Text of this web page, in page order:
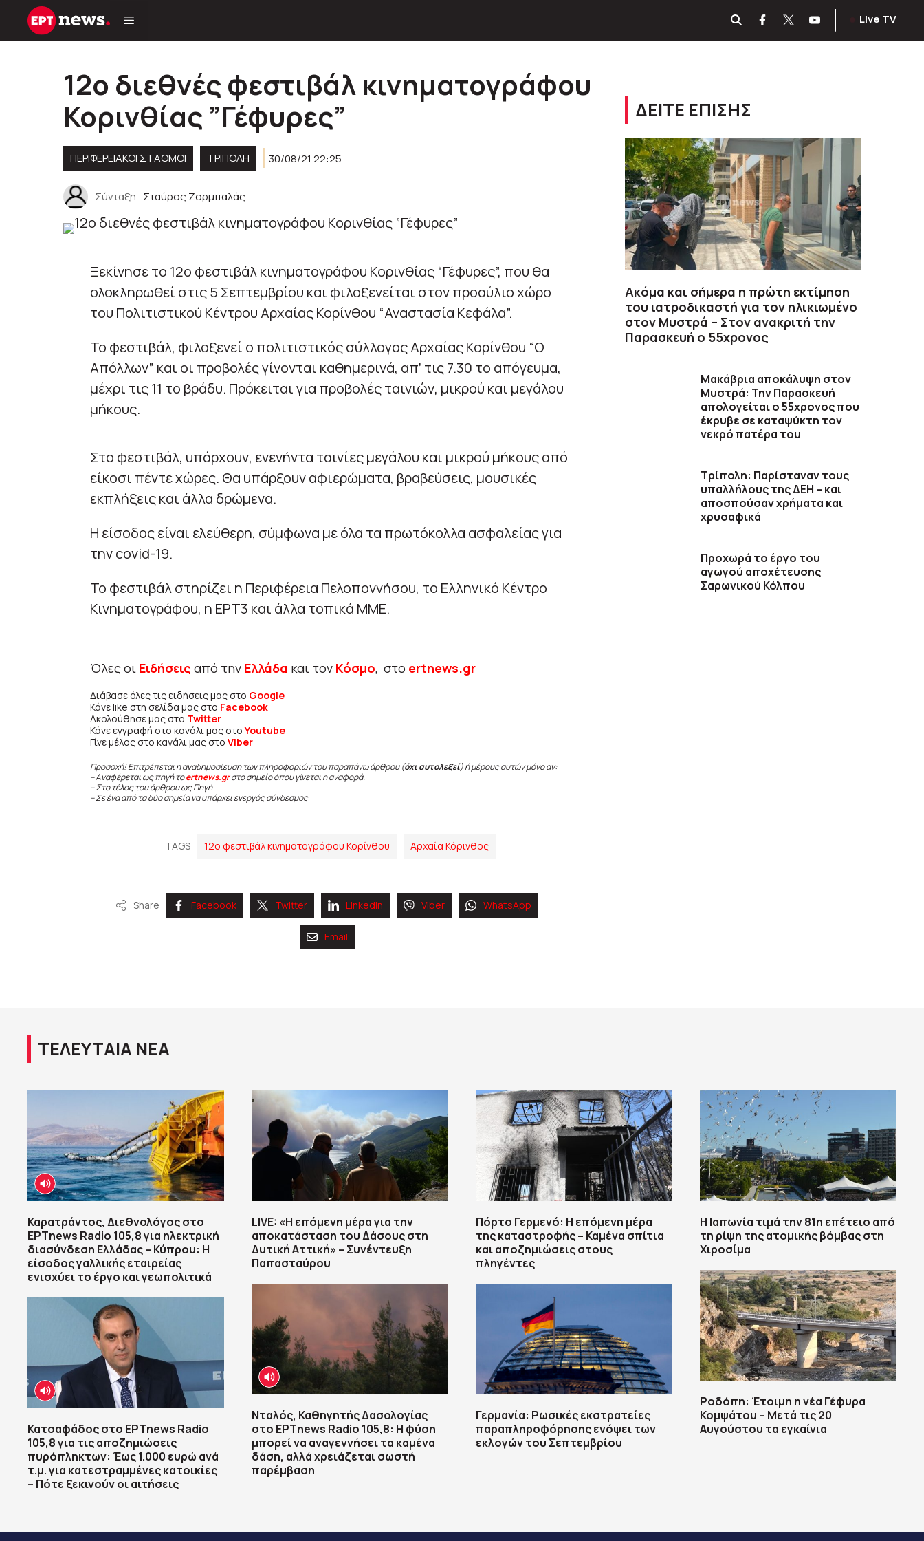
Μετάβαση
Live TV
12ο διεθνές φεστιβάλ κινηματογράφου
Κορινθίας ”Γέφυρες”
ΠΕΡΙΦΕΡΕΙΑΚΟΊ ΣΤΑΘΜΟΊ ΤΡΙΠΟΛΗ 30/08/21 22:25
Σύνταξη Σταύρος Ζορμπαλάς
Ξεκίνησε το 12ο φεστιβάλ κινηματογράφου Κορινθίας “Γέφυρες”, που θα
ολοκληρωθεί στις 5 Σεπτεμβρίου και φιλοξενείται στον προαύλιο χώρο
του Πολιτιστικού Κέντρου Αρχαίας Κορίνθου “Αναστασία Κεφάλα”.
Το φεστιβάλ, φιλοξενεί ο πολιτιστικός σύλλογος Αρχαίας Κορίνθου “Ο
Απόλλων” και οι προβολές γίνονται καθημερινά, απ’ τις 7.30 το απόγευμα,
μέχρι τις 11 το βράδυ. Πρόκειται για προβολές ταινιών, μικρού και μεγάλου
μήκους.
Στο φεστιβάλ, υπάρχουν, ενενήντα ταινίες μεγάλου και μικρού μήκους από
είκοσι πέντε χώρες. Θα υπάρξουν αφιερώματα, βραβεύσεις, μουσικές
εκπλήξεις και άλλα δρώμενα.
Η είσοδος είναι ελεύθερη, σύμφωνα με όλα τα πρωτόκολλα ασφαλείας για
την covid-19.
Το φεστιβάλ στηρίζει η Περιφέρεια Πελοποννήσου, το Ελληνικό Κέντρο
Κινηματογράφου, η ΕΡΤ3 και άλλα τοπικά ΜΜΕ.
Όλες οι Ειδήσεις από την Ελλάδα και τον Κόσμο, στο ertnews.gr
Διάβασε όλες τις ειδήσεις μας στο Google
Κάνε like στη σελίδα μας στο Facebook
Ακολούθησε μας στο Twitter
Κάνε εγγραφή στο κανάλι μας στοYoutube
Γίνε μέλος στο κανάλι μας στο Viber
Προσοχή! Επιτρέπεται η αναδημοσίευση των πληροφοριών του παραπάνω άρθρου (όχι αυτολεξεί) ή μέρους αυτών μόνο αν:
– Αναφέρεται ως πηγή τοertnews.gr στο σημείο όπου γίνεται η αναφορά.
– Στο τέλος του άρθρου ως Πηγή
– Σε ένα από τα δύο σημεία να υπάρχει ενεργός σύνδεσμος
TAGS 12ο φεστιβάλ κινηματογράφου Κορίνθου Αρχαία Κόρινθος
Share Facebook Twitter Linkedin Viber WhatsApp
Email
ΔΕΙΤΕ ΕΠΙΣΗΣ
Ακόμα και σήμερα η πρώτη εκτίμηση
του ιατροδικαστή για τον ηλικιωμένο
στον Μυστρά – Στον ανακριτή την
Παρασκευή ο 55χρονος
Μακάβρια αποκάλυψη στον
Μυστρά: Την Παρασκευή
απολογείται ο 55χρονος που
έκρυβε σε καταψύκτη τον
νεκρό πατέρα του
Τρίπολη: Παρίσταναν τους
υπαλλήλους της ΔΕΗ – και
αποσπούσαν χρήματα και
χρυσαφικά
Προχωρά το έργο του
αγωγού αποχέτευσης
Σαρωνικού Κόλπου
ΤΕΛΕΥΤΑΙΑ ΝΕΑ
Καρατράντος, Διεθνολόγος στο
ΕΡΤnews Radio 105,8 για ηλεκτρική
διασύνδεση Ελλάδας – Κύπρου: Η
είσοδος γαλλικής εταιρείας
ενισχύει το έργο και γεωπολιτικά
Κατσαφάδος στο ΕΡΤnews Radio
105,8 για τις αποζημιώσεις
πυρόπληκτων: Έως 1.000 ευρώ ανά
τ.μ. για κατεστραμμένες κατοικίες
– Πότε ξεκινούν οι αιτήσεις
LIVE: «Η επόμενη μέρα για την
αποκατάσταση του Δάσους στη
Δυτική Αττική» – Συνέντευξη
Παπασταύρου
Νταλός, Καθηγητής Δασολογίας
στο ΕΡΤnews Radio 105,8: Η φύση
μπορεί να αναγεννήσει τα καμένα
δάση, αλλά χρειάζεται σωστή
παρέμβαση
Πόρτο Γερμενό: Η επόμενη μέρα
της καταστροφής – Καμένα σπίτια
και αποζημιώσεις στους
πληγέντες
Γερμανία: Ρωσικές εκστρατείες
παραπληροφόρησης ενόψει των
εκλογών του Σεπτεμβρίου
Η Ιαπωνία τιμά την 81η επέτειο από
τη ρίψη της ατομικής βόμβας στη
Χιροσίμα
Ροδόπη: Έτοιμη η νέα Γέφυρα
Κομψάτου – Μετά τις 20
Αυγούστου τα εγκαίνια